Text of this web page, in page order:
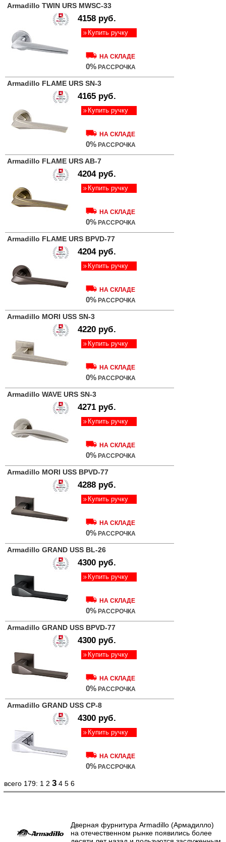
Armadillo TWIN URS MWSC-33
4158 руб.
Купить ручку
НА СКЛАДЕ
0% РАССРОЧКА
Armadillo FLAME URS SN-3
4165 руб.
Купить ручку
НА СКЛАДЕ
0% РАССРОЧКА
Armadillo FLAME URS AB-7
4204 руб.
Купить ручку
НА СКЛАДЕ
0% РАССРОЧКА
Armadillo FLAME URS BPVD-77
4204 руб.
Купить ручку
НА СКЛАДЕ
0% РАССРОЧКА
Armadillo MORI USS SN-3
4220 руб.
Купить ручку
НА СКЛАДЕ
0% РАССРОЧКА
Armadillo WAVE URS SN-3
4271 руб.
Купить ручку
НА СКЛАДЕ
0% РАССРОЧКА
Armadillo MORI USS BPVD-77
4288 руб.
Купить ручку
НА СКЛАДЕ
0% РАССРОЧКА
Armadillo GRAND USS BL-26
4300 руб.
Купить ручку
НА СКЛАДЕ
0% РАССРОЧКА
Armadillo GRAND USS BPVD-77
4300 руб.
Купить ручку
НА СКЛАДЕ
0% РАССРОЧКА
Armadillo GRAND USS CP-8
4300 руб.
Купить ручку
НА СКЛАДЕ
0% РАССРОЧКА
всего 179: 1 2 3 4 5 6
Дверная фурнитура Armadillo (Армадилло)
на отечественном рынке появились более